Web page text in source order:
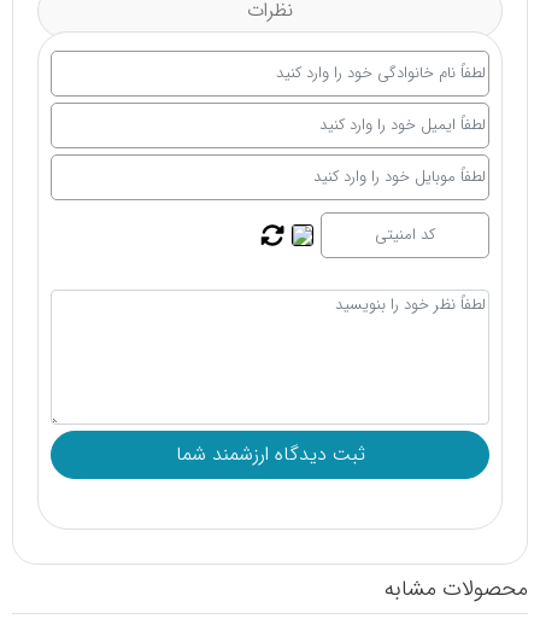
نظرات
محصولات مشابه